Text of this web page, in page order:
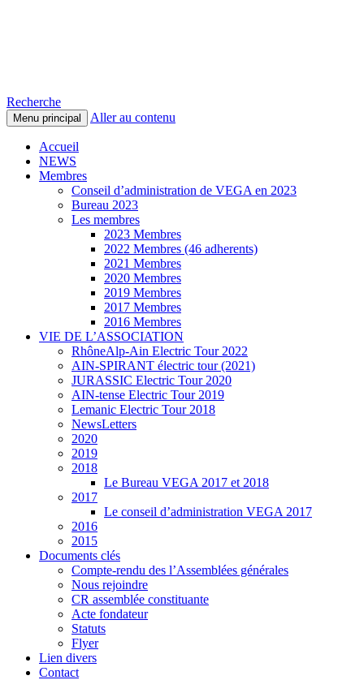
Recherche
Menu principal Aller au contenu
Accueil
NEWS
Membres
Conseil d’administration de VEGA en 2023
Bureau 2023
Les membres
2023 Membres
2022 Membres (46 adherents)
2021 Membres
2020 Membres
2019 Membres
2017 Membres
2016 Membres
VIE DE L’ASSOCIATION
RhôneAlp-Ain Electric Tour 2022
AIN-SPIRANT électric tour (2021)
JURASSIC Electric Tour 2020
AIN-tense Electric Tour 2019
Lemanic Electric Tour 2018
NewsLetters
2020
2019
2018
Le Bureau VEGA 2017 et 2018
2017
Le conseil d’administration VEGA 2017
2016
2015
Documents clés
Compte-rendu des l’Assemblées générales
Nous rejoindre
CR assemblée constituante
Acte fondateur
Statuts
Flyer
Lien divers
Contact